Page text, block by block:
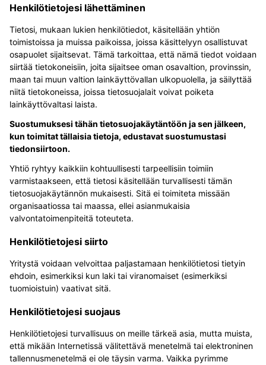
Henkilötietojesi lähettäminen
Tietosi, mukaan lukien henkilötiedot, käsitellään yhtiön
toimistoissa ja muissa paikoissa, joissa käsittelyyn osallistuvat
osapuolet sijaitsevat. Tämä tarkoittaa, että nämä tiedot voidaan
siirtää tietokoneisiin, joita sijaitsee oman osavaltion, provinssin,
maan tai muun valtion lainkäyttövallan ulkopuolella, ja säilyttää
niitä tietokoneissa, joissa tietosuojalait voivat poiketa
lainkäyttövaltasi laista.
Suostumuksesi tähän tietosuojakäytäntöön ja sen jälkeen,
kun toimitat tällaisia tietoja, edustavat suostumustasi
tiedonsiirtoon.
Yhtiö ryhtyy kaikkiin kohtuullisesti tarpeellisiin toimiin
varmistaakseen, että tietosi käsitellään turvallisesti tämän
tietosuojakäytännön mukaisesti. Sitä ei toimiteta missään
organisaatiossa tai maassa, ellei asianmukaisia
valvontatoimenpiteitä toteuteta.
Henkilötietojesi siirto
Yritystä voidaan velvoittaa paljastamaan henkilötietosi tietyin
ehdoin, esimerkiksi kun laki tai viranomaiset (esimerkiksi
tuomioistuin) vaativat sitä.
Henkilötietojesi suojaus
Henkilötietojesi turvallisuus on meille tärkeä asia, mutta muista,
että mikään Internetissä välitettävä menetelmä tai elektroninen
tallennusmenetelmä ei ole täysin varma. Vaikka pyrimme